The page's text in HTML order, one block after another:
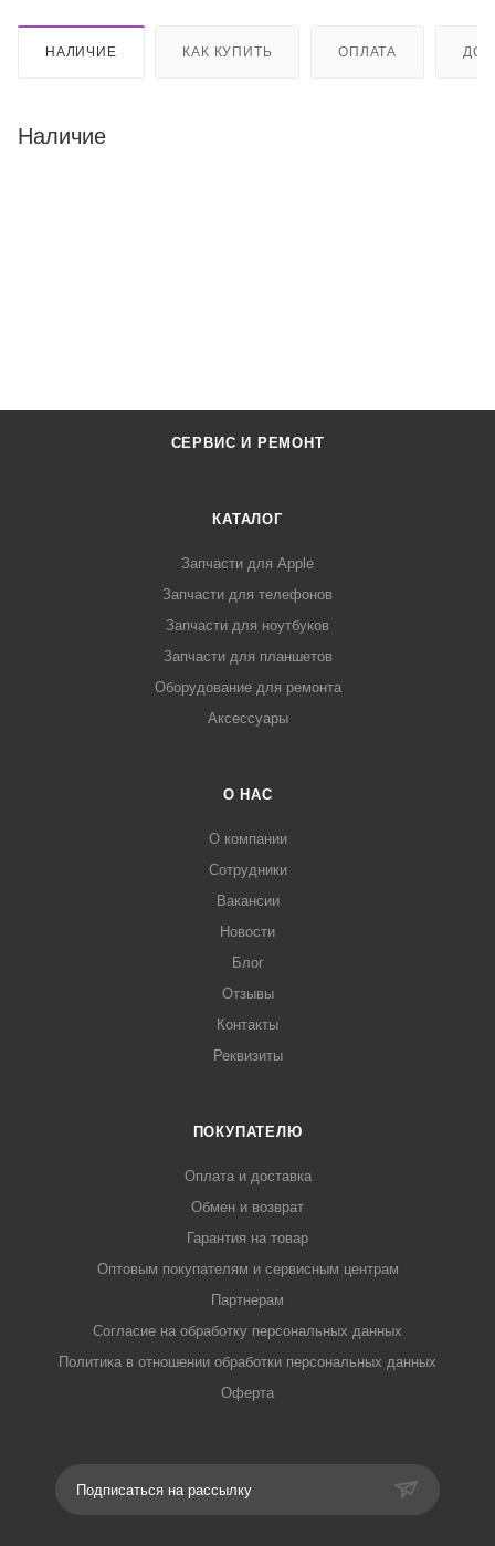
НАЛИЧИЕ КАК КУПИТЬ ОПЛАТА
Наличие
СЕРВИС И РЕМОНТ
КАТАЛОГ
Запчасти для Apple
Запчасти для телефонов
Запчасти для ноутбуков
Запчасти для планшетов
Оборудование для ремонта
Аксессуары
О НАС
О компании
Сотрудники
Вакансии
Новости
Блог
Отзывы
Контакты
Реквизиты
ПОКУПАТЕЛЮ
Оплата и доставка
Обмен и возврат
Гарантия на товар
Оптовым покупателям и сервисным центрам
Партнерам
Согласие на обработку персональных данных
Политика в отношении обработки персональных данных
Оферта
Подписаться на рассылку